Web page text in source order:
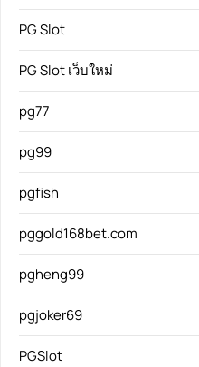
PG Slot
PG Slot เว็บใหม่
pg77
pg99
pgfish
pggold168bet.com
pgheng99
pgjoker69
PGSlot